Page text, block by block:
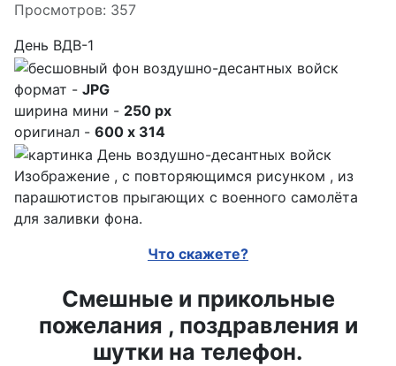
Просмотров: 357
День ВДВ-1
формат - JPG
ширина мини - 250 px
оригинал - 600 x 314
Изображение , с повторяющимся рисунком , из
парашютистов прыгающих с военного самолёта
для заливки фона.
Что скажете?
Смешные и прикольные
пожелания , поздравления и
шутки на телефон.